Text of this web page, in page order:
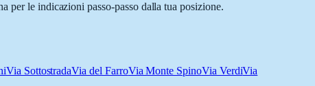
per le indicazioni passo-passo dalla tua posizione.
Via SottostradaVia del FarroVia Monte SpinoVia VerdiVia